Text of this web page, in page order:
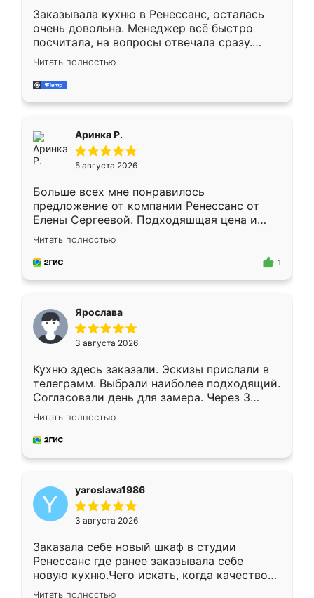
Заказывала кухню в Ренессанс, осталась
очень довольна. Менеджер всё быстро
посчитала, на вопросы отвечала сразу.
Замерщик приехал в субботу, подошёл к
делу со всей ответственностью. Собрали
за день, ребята работали аккуратно, даже
Читать полностью
Аринка Р.
5 августа 2026
Больше всех мне понравилось
предложение от компании Ренессанс от
Елены Сергеевой. Подходяшщая цена и
короткие сроки изготовления. Приехавший
для замера сотрудник Владислав
предложил по моему эскизу самый
Читать полностью
1
Ярослава
3 августа 2026
Кухню здесь заказали. Эскизы прислали в
телеграмм. Выбрали наиболее подходящий.
Согласовали день для замера. Через 3
недели кухня была уже готова. Остались
довольны работой. Спасибо Ренессанс
мебель за качественную работу!
Читать полностью
yaroslava1986
3 августа 2026
Заказала себе новый шкаф в студии
Ренессанс где ранее заказывала себе
новую кухню.Чего искать, когда качеством
вполне довольна. Служит кухня уже почти
Читать полностью